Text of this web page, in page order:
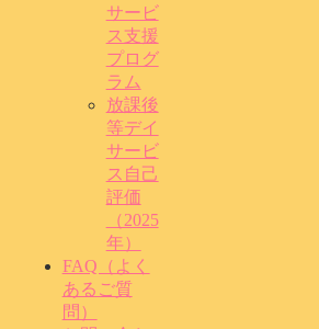
サービ
ス支援
プログ
ラム
放課後
等デイ
サービ
ス自己
評価
（2025
年）
FAQ（よく
あるご質
問）